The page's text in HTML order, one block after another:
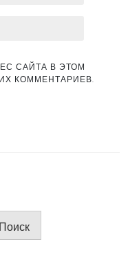
САЙТА В ЭТОМ
КОММЕНТАРИЕВ.
Поиск